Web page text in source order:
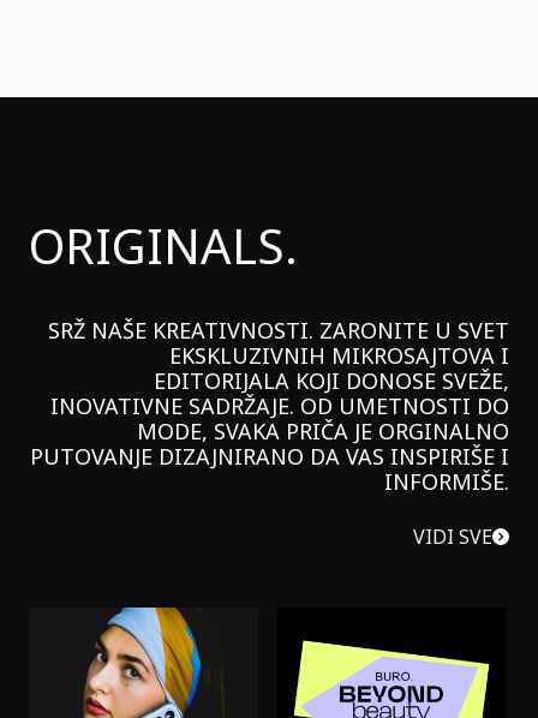
ORIGINALS.
SRŽ NAŠE KREATIVNOSTI. ZARONITE U SVET
EKSKLUZIVNIH MIKROSAJTOVA I
EDITORIJALA KOJI DONOSE SVEŽE,
INOVATIVNE SADRŽAJE. OD UMETNOSTI DO
MODE, SVAKA PRIČA JE ORGINALNO
PUTOVANJE DIZAJNIRANO DA VAS INSPIRIŠE I
INFORMIŠE.
VIDI SVE